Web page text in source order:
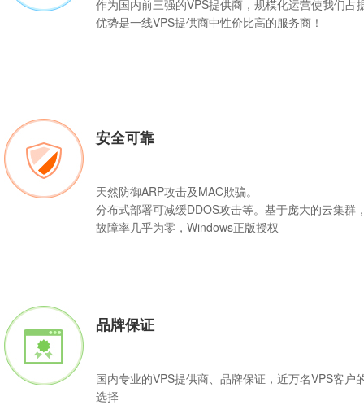
作为国内前三强的VPS提供商，规模化运营使我们占
优势是一线VPS提供商中性价比高的服务商！
安全可靠
天然防御ARP攻击及MAC欺骗。
分布式部署可减缓DDOS攻击等。基于庞大的云集群
故障率几乎为零，Windows正版授权
品牌保证
国内专业的VPS提供商、品牌保证，近万名VPS客户
选择